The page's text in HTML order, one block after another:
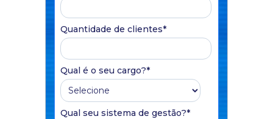
Quantidade de clientes*
Qual é o seu cargo?*
Qual seu sistema de gestão?*